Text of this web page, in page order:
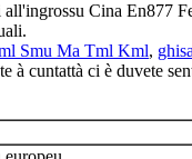
Cina En877
Smu Ma Tml Kml,
cuntattà ci è duvete